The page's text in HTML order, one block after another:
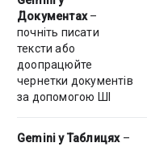
Документах–
почніть писати
тексти або
доопрацюйте
чернетки документів
за допомогою ШІ
Gemini у Таблицях–